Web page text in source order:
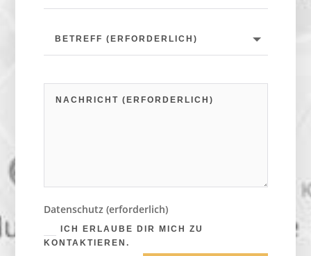
Datenschutz (erforderlich)
ICH ERLAUBE DIR MICH ZU
KONTAKTIEREN.